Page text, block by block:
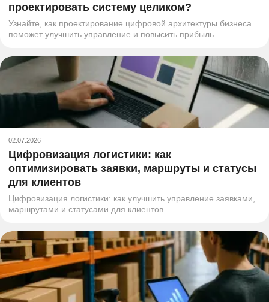
проектировать систему целиком?
Узнайте, как проектирование цифровой архитектуры бизнеса
поможет улучшить управление и повысить прибыль.
02.07.2026
Цифровизация логистики: как
оптимизировать заявки, маршруты и статусы
для клиентов
Цифровизация логистики: как улучшить управление заявками,
маршрутами и статусами для клиентов.